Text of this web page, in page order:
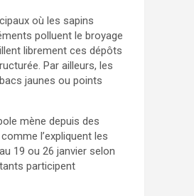
où les sapins
polluent le broyage
librement ces dépôts
Par ailleurs, les
jaunes ou points
mène depuis des
l’expliquent les
19 ou 26 janvier selon
participent